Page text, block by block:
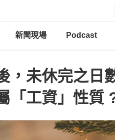
新聞現場 Podcast
，未休完之日
「工資」性質